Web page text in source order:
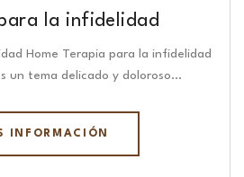
la infidelidad
Home Terapia para la infidelidad
un tema delicado y doloroso…
INFORMACIÓN